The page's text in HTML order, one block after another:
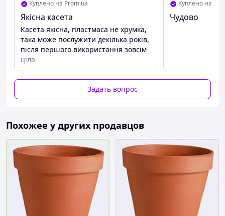
получения здоровой и качественной рассады с
минимальными затратами времени и ресурсов.
КУПИТИ КАСЕТЫ ДЛЯ РАЗСАДЫ ВЫ МОЖЕТЕ НА НАШЕЙ
САЙТ ОНЛАЙН ИЛИ САЙМАТЬ ДЛЯ КОНСУЛЬТАЦИИ
НАШЕЙ МЕНЕДЖЕРОМ!!!!
Куплено на Prom.ua
Якісна касета
Касета якісна, пластмаса не хрумка,
така може послужити декілька років,
після першого використання зовсім
ціла
Куплено на
Чудово
Задать вопрос
Похожее у других продавцов